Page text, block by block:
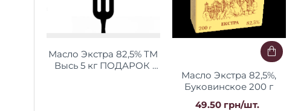
Масло Экстра 82,5% ТМ
Высь 5 кг ПОДАРОК ​​
Масло Экстра 82,5%,
Буковинское 200 г
49.50 грн/шт.